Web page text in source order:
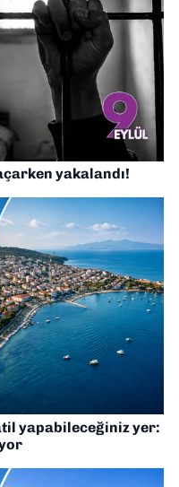
yakalandı!
yapabileceğiniz yer: